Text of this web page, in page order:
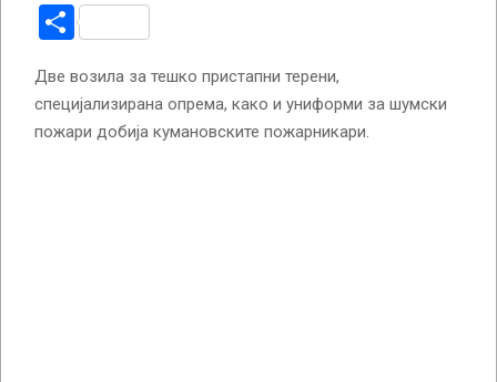
Share
Две возила за тешко пристапни терени,
специјализирана опрема, како и униформи за шумски
пожари добија кумановските пожарникари.